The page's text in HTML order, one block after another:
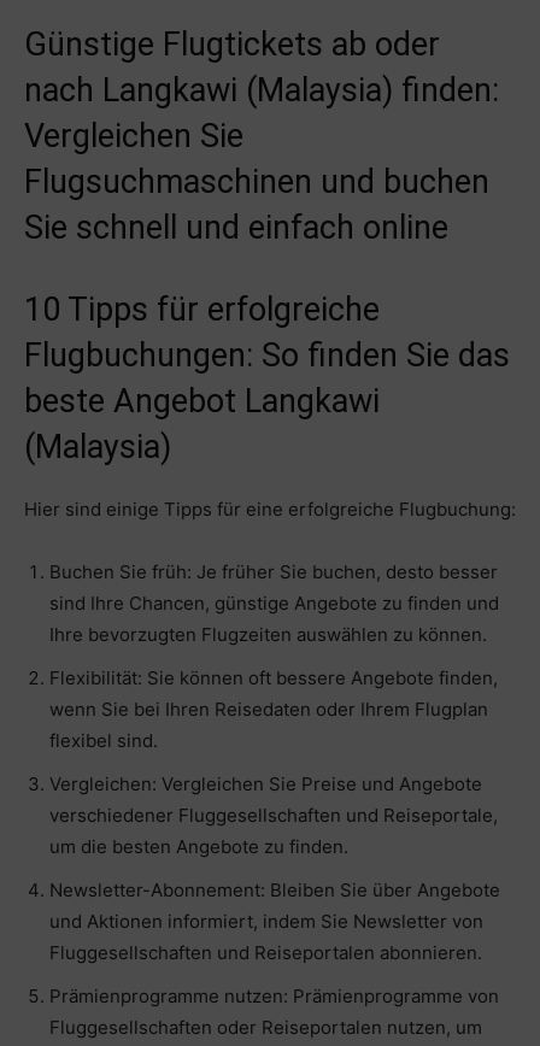
Günstige Flugtickets ab oder
nach Langkawi (Malaysia) finden:
Vergleichen Sie
Flugsuchmaschinen und buchen
Sie schnell und einfach online
10 Tipps für erfolgreiche
Flugbuchungen: So finden Sie das
beste Angebot Langkawi
(Malaysia)
Hier sind einige Tipps für eine erfolgreiche Flugbuchung:
Buchen Sie früh: Je früher Sie buchen, desto besser
sind Ihre Chancen, günstige Angebote zu finden und
Ihre bevorzugten Flugzeiten auswählen zu können.
Flexibilität: Sie können oft bessere Angebote finden,
wenn Sie bei Ihren Reisedaten oder Ihrem Flugplan
flexibel sind.
Vergleichen: Vergleichen Sie Preise und Angebote
verschiedener Fluggesellschaften und Reiseportale,
um die besten Angebote zu finden.
Newsletter-Abonnement: Bleiben Sie über Angebote
und Aktionen informiert, indem Sie Newsletter von
Fluggesellschaften und Reiseportalen abonnieren.
Prämienprogramme nutzen: Prämienprogramme von
Fluggesellschaften oder Reiseportalen nutzen, um